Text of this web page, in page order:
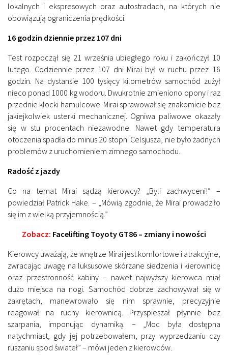
lokalnych i ekspresowych oraz autostradach, na których nie
obowiązują ograniczenia prędkości.
16 godzin dziennie przez 107 dni
Test rozpoczął się 21 września ubiegłego roku i zakończył 10
lutego. Codziennie przez 107 dni Mirai był w ruchu przez 16
godzin. Na dystansie 100 tysięcy kilometrów samochód zużył
nieco ponad 1000 kg wodoru. Dwukrotnie zmieniono opony i raz
przednie klocki hamulcowe. Mirai sprawował się znakomicie bez
jakiejkolwiek usterki mechanicznej. Ogniwa paliwowe okazały
się w stu procentach niezawodne. Nawet gdy temperatura
otoczenia spadła do minus 20 stopni Celsjusza, nie było żadnych
problemów z uruchomieniem zimnego samochodu.
Radość z jazdy
Co na temat Mirai sądzą kierowcy? „Byli zachwyceni!” –
powiedział Patrick Hake. – „Mówią zgodnie, że Mirai prowadziło
się im z wielką przyjemnością.”
Zobacz: Facelifting Toyoty GT86 – zmiany i nowości
Kierowcy uważają, że wnętrze Mirai jest komfortowe i atrakcyjne,
zwracając uwagę na luksusowe skórzane siedzenia i kierownicę
oraz przestronność kabiny – nawet najwyższy kierowca miał
dużo miejsca na nogi. Samochód dobrze zachowywał się w
zakrętach, manewrowało się nim sprawnie, precyzyjnie
reagował na ruchy kierownicą. Przyspieszał płynnie bez
szarpania, imponując dynamiką. – „Moc była dostępna
natychmiast, gdy jej potrzebowałem, przy wyprzedzaniu czy
ruszaniu spod świateł” – mówi jeden z kierowców.